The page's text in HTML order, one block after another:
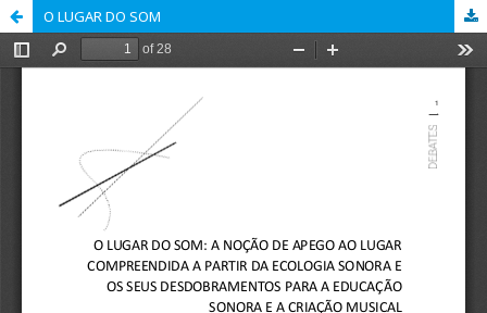
O LUGAR DO SOM